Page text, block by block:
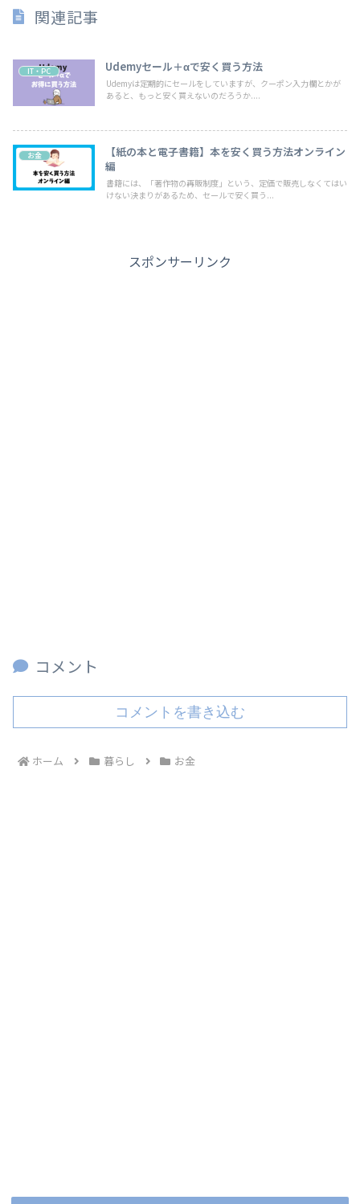
関連記事
IT・PC Udemyセール＋αで安く買う方法
Udemyは定期的にセールをしていますが、クーポン入力欄とかが
あると、もっと安く買えないのだろうか....
お金
【紙の本と電子書籍】本を安く買う方法オンライン
編
書籍には、「著作物の再販制度」という、定価で販売しなくてはい
けない決まりがあるため、セールで安く買う...
スポンサーリンク
コメント
コメントを書き込む
ホーム 暮らし お金